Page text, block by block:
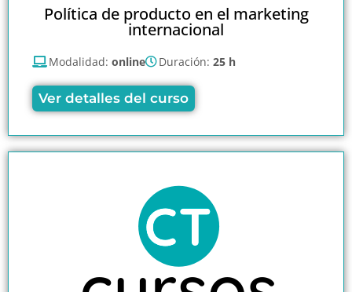
Política de producto en el marketing
internacional
Modalidad: online Duración: 25 h
Ver detalles del curso